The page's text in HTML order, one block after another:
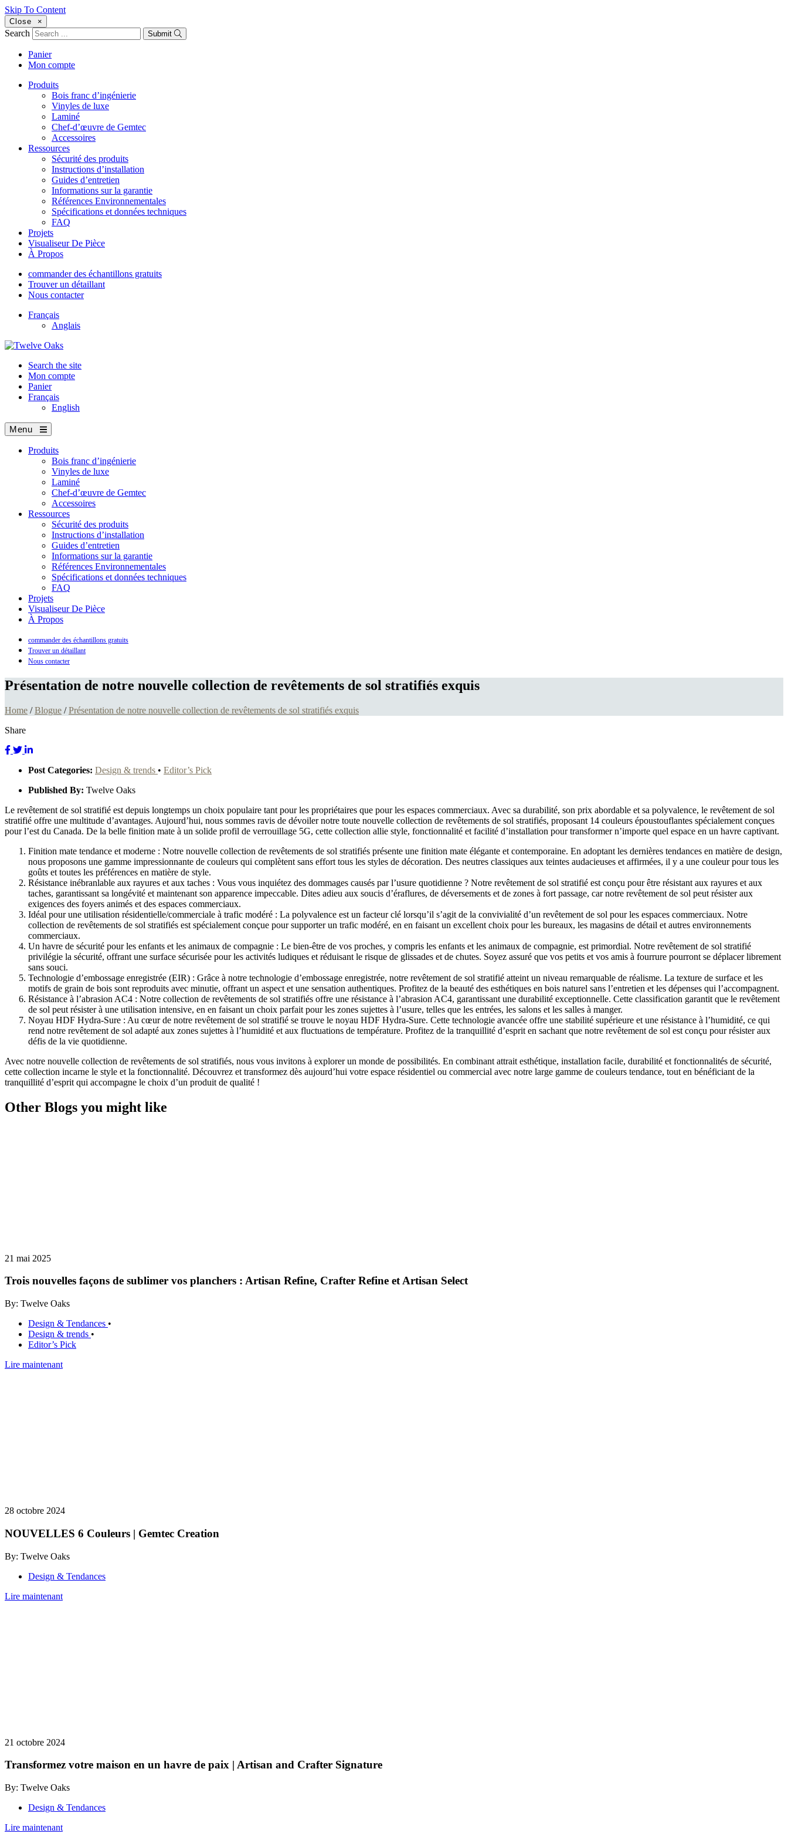
Skip To Content
Close ×
Search Submit
Panier
Mon compte
Produits
Bois franc d’ingénierie
Vinyles de luxe
Laminé
Chef-d’œuvre de Gemtec
Accessoires
Ressources
Sécurité des produits
Instructions d’installation
Guides d’entretien
Informations sur la garantie
Références Environnementales
Spécifications et données techniques
FAQ
Projets
Visualiseur De Pièce
À Propos
commander des échantillons gratuits
Trouver un détaillant
Nous contacter
Français
Anglais
Search the site
Mon compte
Panier
Français
English
Menu
Produits
Bois franc d’ingénierie
Vinyles de luxe
Laminé
Chef-d’œuvre de Gemtec
Accessoires
Ressources
Sécurité des produits
Instructions d’installation
Guides d’entretien
Informations sur la garantie
Références Environnementales
Spécifications et données techniques
FAQ
Projets
Visualiseur De Pièce
À Propos
commander des échantillons gratuits
Trouver un détaillant
Nous contacter
Présentation de notre nouvelle collection de revêtements de sol stratifiés exquis
Home /Blogue /Présentation de notre nouvelle collection de revêtements de sol stratifiés exquis
Share
Post Categories: Design & trends • Editor’s Pick
Published By: Twelve Oaks
Le revêtement de sol stratifié est depuis longtemps un choix populaire tant pour les propriétaires que pour les espaces commerciaux. Avec sa durabilité, son prix abordable et sa polyvalence, le revêtement de sol
stratifié offre une multitude d’avantages. Aujourd’hui, nous sommes ravis de dévoiler notre toute nouvelle collection de revêtements de sol stratifiés, proposant 14 couleurs époustouflantes spécialement conçues
pour l’est du Canada. De la belle finition mate à un solide profil de verrouillage 5G, cette collection allie style, fonctionnalité et facilité d’installation pour transformer n’importe quel espace en un havre captivant.
Finition mate tendance et moderne : Notre nouvelle collection de revêtements de sol stratifiés présente une finition mate élégante et contemporaine. En adoptant les dernières tendances en matière de design,
nous proposons une gamme impressionnante de couleurs qui complètent sans effort tous les styles de décoration. Des neutres classiques aux teintes audacieuses et affirmées, il y a une couleur pour tous les
goûts et toutes les préférences en matière de style.
Résistance inébranlable aux rayures et aux taches : Vous vous inquiétez des dommages causés par l’usure quotidienne ? Notre revêtement de sol stratifié est conçu pour être résistant aux rayures et aux
taches, garantissant sa longévité et maintenant son apparence impeccable. Dites adieu aux soucis d’éraflures, de déversements et de zones à fort passage, car notre revêtement de sol peut résister aux
exigences des foyers animés et des espaces commerciaux.
Idéal pour une utilisation résidentielle/commerciale à trafic modéré : La polyvalence est un facteur clé lorsqu’il s’agit de la convivialité d’un revêtement de sol pour les espaces commerciaux. Notre
collection de revêtements de sol stratifiés est spécialement conçue pour supporter un trafic modéré, en en faisant un excellent choix pour les bureaux, les magasins de détail et autres environnements
commerciaux.
Un havre de sécurité pour les enfants et les animaux de compagnie : Le bien-être de vos proches, y compris les enfants et les animaux de compagnie, est primordial. Notre revêtement de sol stratifié
privilégie la sécurité, offrant une surface sécurisée pour les activités ludiques et réduisant le risque de glissades et de chutes. Soyez assuré que vos petits et vos amis à fourrure pourront se déplacer librement
sans souci.
Technologie d’embossage enregistrée (EIR) : Grâce à notre technologie d’embossage enregistrée, notre revêtement de sol stratifié atteint un niveau remarquable de réalisme. La texture de surface et les
motifs de grain de bois sont reproduits avec minutie, offrant un aspect et une sensation authentiques. Profitez de la beauté des esthétiques en bois naturel sans l’entretien et les dépenses qui l’accompagnent.
Résistance à l’abrasion AC4 : Notre collection de revêtements de sol stratifiés offre une résistance à l’abrasion AC4, garantissant une durabilité exceptionnelle. Cette classification garantit que le revêtement
de sol peut résister à une utilisation intensive, en en faisant un choix parfait pour les zones sujettes à l’usure, telles que les entrées, les salons et les salles à manger.
Noyau HDF Hydra-Sure : Au cœur de notre revêtement de sol stratifié se trouve le noyau HDF Hydra-Sure. Cette technologie avancée offre une stabilité supérieure et une résistance à l’humidité, ce qui
rend notre revêtement de sol adapté aux zones sujettes à l’humidité et aux fluctuations de température. Profitez de la tranquillité d’esprit en sachant que notre revêtement de sol est conçu pour résister aux
défis de la vie quotidienne.
Avec notre nouvelle collection de revêtements de sol stratifiés, nous vous invitons à explorer un monde de possibilités. En combinant attrait esthétique, installation facile, durabilité et fonctionnalités de sécurité,
cette collection incarne le style et la fonctionnalité. Découvrez et transformez dès aujourd’hui votre espace résidentiel ou commercial avec notre large gamme de couleurs tendance, tout en bénéficiant de la
tranquillité d’esprit qui accompagne le choix d’un produit de qualité !
Other Blogs you might like
21 mai 2025
Trois nouvelles façons de sublimer vos planchers : Artisan Refine, Crafter Refine et Artisan Select
By: Twelve Oaks
Design & Tendances •
Design & trends •
Editor’s Pick
Lire maintenant
28 octobre 2024
NOUVELLES 6 Couleurs | Gemtec Creation
By: Twelve Oaks
Design & Tendances
Lire maintenant
21 octobre 2024
Transformez votre maison en un havre de paix | Artisan and Crafter Signature
By: Twelve Oaks
Design & Tendances
Lire maintenant